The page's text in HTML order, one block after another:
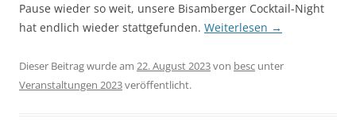
Pause wieder so weit, unsere Bisamberger Cocktail-Night
hat endlich wieder stattgefunden. Weiterlesen →
Dieser Beitrag wurde am 22. August 2023von besc unter
Veranstaltungen 2023veröffentlicht.